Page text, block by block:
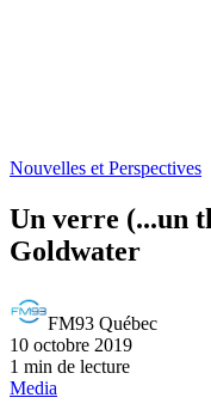
Nouvelles et Perspectives
Un verre (...un
Goldwater
FM93 Québec
10 octobre 2019
1 min de lecture
Media